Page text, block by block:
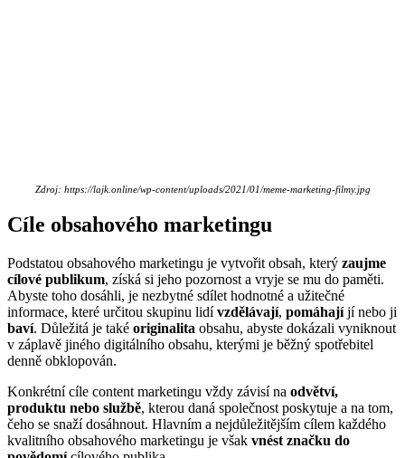
Zdroj: https://lajk.online/wp-content/uploads/2021/01/meme-marketing-filmy.jpg
Cíle obsahového marketingu
Podstatou obsahového marketingu je vytvořit obsah, který zaujme
cílové publikum, získá si jeho pozornost a vryje se mu do paměti.
Abyste toho dosáhli, je nezbytné sdílet hodnotné a užitečné
informace, které určitou skupinu lidívzdělávají, pomáhajíjí nebo ji
baví. Důležitá je také originalita obsahu, abyste dokázali vyniknout
v záplavě jiného digitálního obsahu, kterými je běžný spotřebitel
denně obklopován.
Konkrétní cíle content marketingu vždy závisí na odvětví,
produktu nebo službě, kterou daná společnost poskytuje a na tom,
čeho se snaží dosáhnout. Hlavním a nejdůležitějším cílem každého
kvalitního obsahového marketingu je však vnést značku do